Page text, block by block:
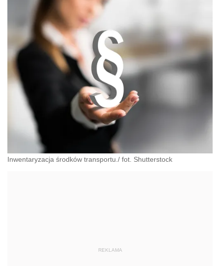
Inwentaryzacja środków transportu./ fot. Shutterstock